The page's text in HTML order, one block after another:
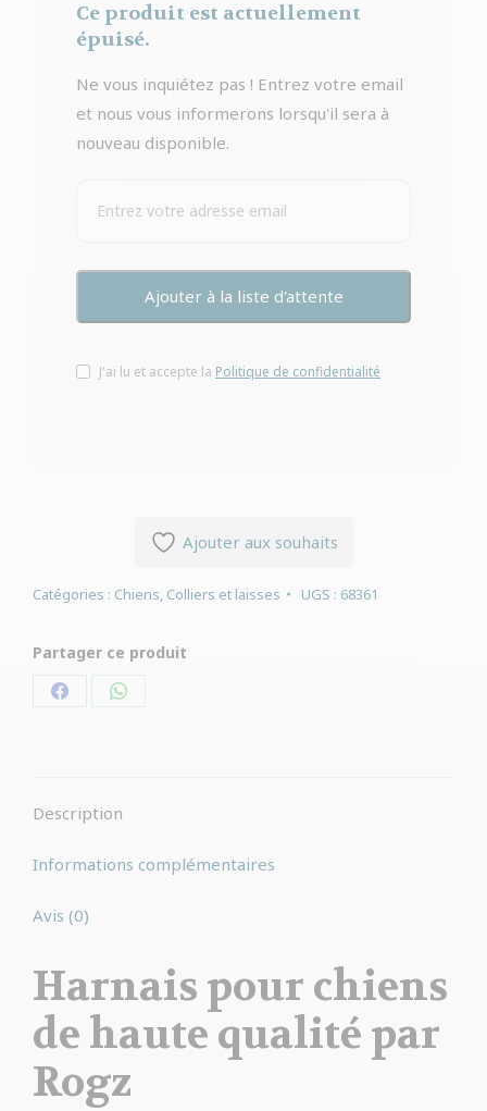
Ce produit est actuellement
épuisé.
Ne vous inquiétez pas ! Entrez votre email
et nous vous informerons lorsqu'il sera à
nouveau disponible.
J'ai lu et accepte la Politique de confidentialité
Ajouter aux souhaits
Catégories : Chiens, Colliers et laisses UGS : 68361
Partager ce produit
PartagerPartager
Description
Informations complémentaires
Avis (0)
Harnais pour chiens
de haute qualité par
Rogz